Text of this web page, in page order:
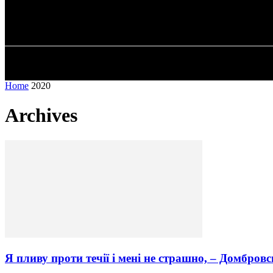
Home 2020
Archives
Я пливу проти течії і мені не страшно, –